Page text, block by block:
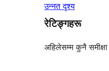
उन्नत दृश्य
रेटिङ्गहरू
अहिलेसम्म कुनै